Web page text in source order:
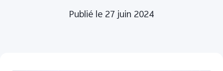
Publié le 27 juin 2024